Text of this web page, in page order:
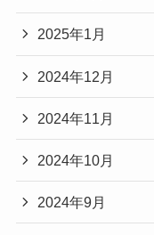
2025年1月
2024年12月
2024年11月
2024年10月
2024年9月